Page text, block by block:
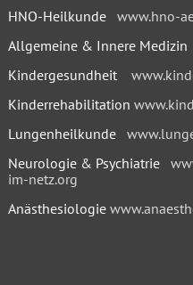
HNO-Heilkunde www.hno-
Allgemeine & Innere Medizin
Kindergesundheit
Kinderrehabilitation
Lungenheilkunde
Neurologie & Psychiatrie
im-netz.org
Anästhesiologie